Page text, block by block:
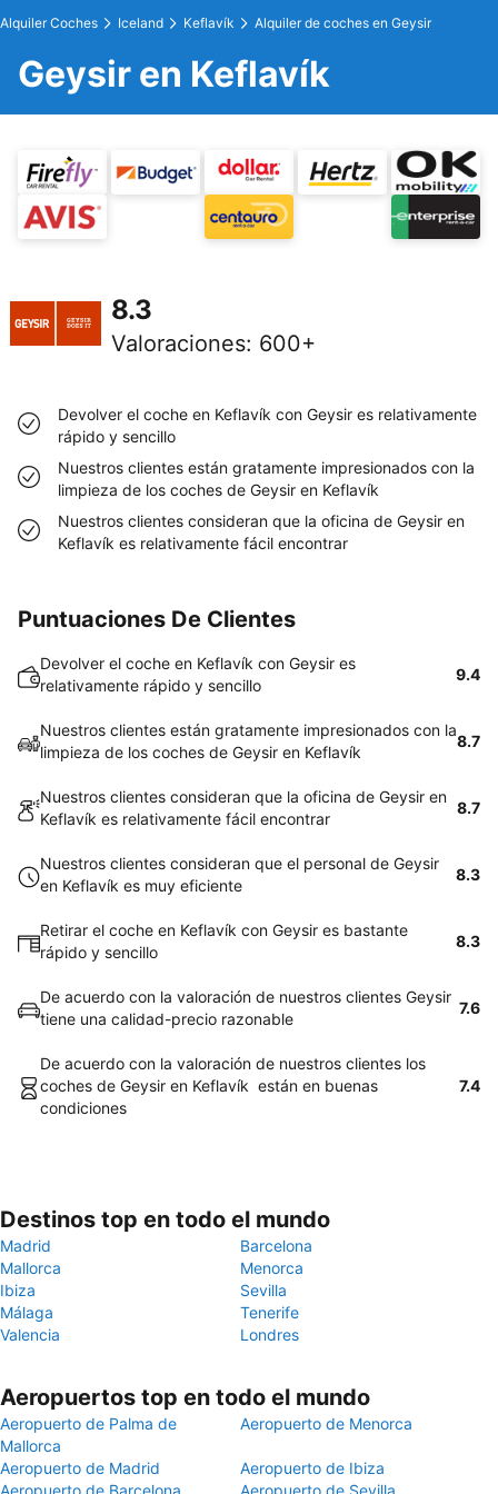
Alquiler Coches Iceland Keflavík Alquiler de coches en Geysir
Geysir en Keflavík
8.3
Valoraciones: 600+
Devolver el coche en Keflavík con Geysir es relativamente
rápido y sencillo
Nuestros clientes están gratamente impresionados con la
limpieza de los coches de Geysir en Keflavík
Nuestros clientes consideran que la oficina de Geysir en
Keflavík es relativamente fácil encontrar
Puntuaciones De Clientes
Devolver el coche en Keflavík con Geysir es
relativamente rápido y sencillo
9.4
Nuestros clientes están gratamente impresionados con la
limpieza de los coches de Geysir en Keflavík
8.7
Nuestros clientes consideran que la oficina de Geysir en
Keflavík es relativamente fácil encontrar
8.7
Nuestros clientes consideran que el personal de Geysir
en Keflavík es muy eficiente
8.3
Retirar el coche en Keflavík con Geysir es bastante
rápido y sencillo
8.3
De acuerdo con la valoración de nuestros clientes Geysir
tiene una calidad-precio razonable
7.6
De acuerdo con la valoración de nuestros clientes los
coches de Geysir en Keflavík están en buenas
condiciones
7.4
Destinos top en todo el mundo
Madrid
Barcelona
Mallorca
Menorca
Ibiza
Sevilla
Málaga
Tenerife
Valencia
Londres
Aeropuertos top en todo el mundo
Aeropuerto de Palma de
Mallorca
Aeropuerto de Menorca
Aeropuerto de Madrid
Aeropuerto de Ibiza
Aeropuerto de Barcelona
Aeropuerto de Sevilla